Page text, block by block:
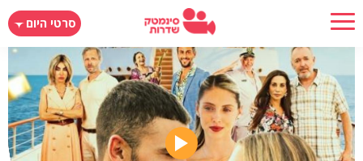
דילוג
לתוכן
העיקרי
סרטי היום